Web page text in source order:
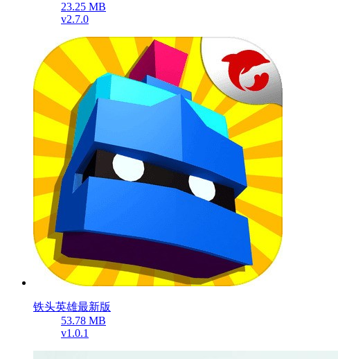
23.25 MB
v2.7.0
铁头英雄最新版
53.78 MB
v1.0.1